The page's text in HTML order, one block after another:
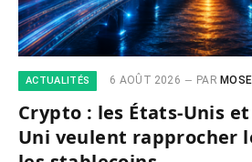
ACTUALITÉS 6 AOÛT 2026 PAR
Crypto : les États-Unis
Uni veulent rapprocher